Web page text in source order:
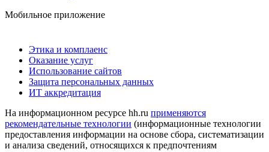
Мобильное приложение
Этика и комплаенс
Оказание услуг
Использование сайтов
Защита персональных данных
ИТ аккредитация
На информационном ресурсе hh.ru применяются
рекомендательные технологии (информационные технологии
предоставления информации на основе сбора, систематизации
и анализа сведений, относящихся к предпочтениям